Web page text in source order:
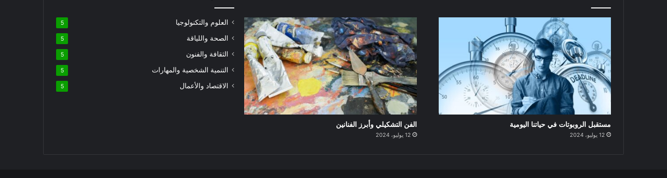
مستقبل الروبوتات في حياتنا اليومية
12 يوليو، 2024
الفن التشكيلي وأبرز الفنانين
12 يوليو، 2024
العلوم والتكنولوجيا 5
الصحة واللياقة 5
الثقافة والفنون 5
التنمية الشخصية والمهارات 5
الاقتصاد والأعمال 5